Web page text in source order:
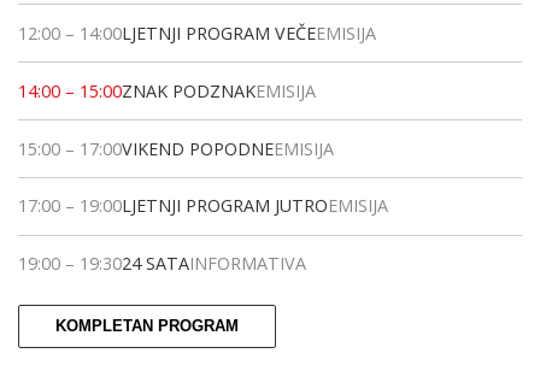
12:00 – 14:00LJETNJI PROGRAM VEČEEMISIJA
14:00 – 15:00ZNAK PODZNAKEMISIJA
15:00 – 17:00VIKEND POPODNEEMISIJA
17:00 – 19:00LJETNJI PROGRAM JUTROEMISIJA
19:00 – 19:3024 SATAINFORMATIVA
KOMPLETAN PROGRAM